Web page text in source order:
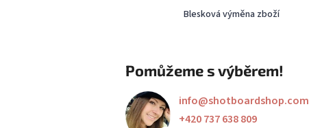
Blesková výměna zboží
Pomůžeme s výběrem!
info@shotboardshop.com
+420 737 638 809